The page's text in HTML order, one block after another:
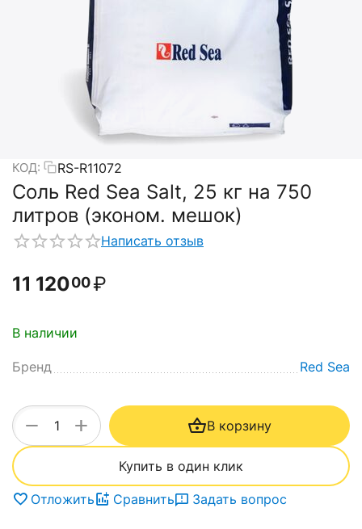
КОД: RS-R11072
Соль Red Sea Salt, 25 кг на 750
литров (эконом. мешок)
Написать отзыв
11 12000₽
В наличии
Бренд Red Sea
+
− В корзину
Купить в один клик
Отложить Сравнить Задать вопрос